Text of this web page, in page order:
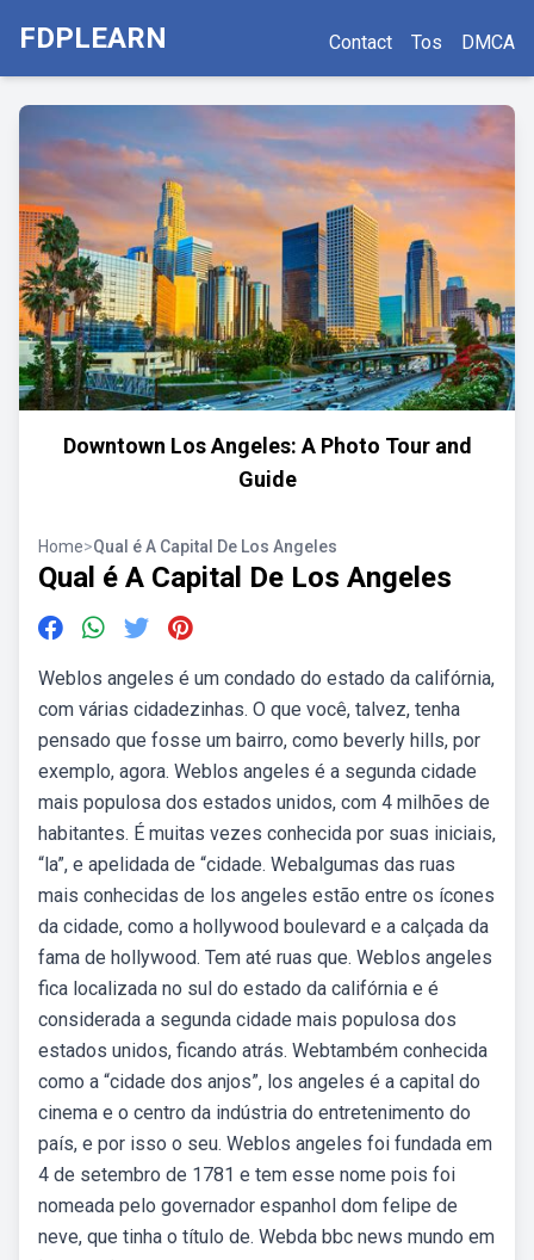
FDPLEARN Contact Tos DMCA
Downtown Los Angeles: A Photo Tour and
Guide
Home>Qual é A Capital De Los Angeles
Qual é A Capital De Los Angeles
Weblos angeles é um condado do estado da califórnia,
com várias cidadezinhas. O que você, talvez, tenha
pensado que fosse um bairro, como beverly hills, por
exemplo, agora. Weblos angeles é a segunda cidade
mais populosa dos estados unidos, com 4 milhões de
habitantes. É muitas vezes conhecida por suas iniciais,
“la”, e apelidada de “cidade. Webalgumas das ruas
mais conhecidas de los angeles estão entre os ícones
da cidade, como a hollywood boulevard e a calçada da
fama de hollywood. Tem até ruas que. Weblos angeles
fica localizada no sul do estado da califórnia e é
considerada a segunda cidade mais populosa dos
estados unidos, ficando atrás. Webtambém conhecida
como a “cidade dos anjos”, los angeles é a capital do
cinema e o centro da indústria do entretenimento do
país, e por isso o seu. Weblos angeles foi fundada em
4 de setembro de 1781 e tem esse nome pois foi
nomeada pelo governador espanhol dom felipe de
neve, que tinha o título de. Webda bbc news mundo em